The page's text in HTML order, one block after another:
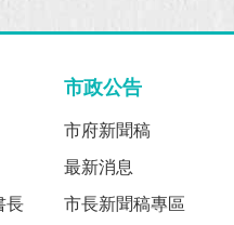
長
市政公告
市府新聞稿
最新消息
市長新聞稿專區